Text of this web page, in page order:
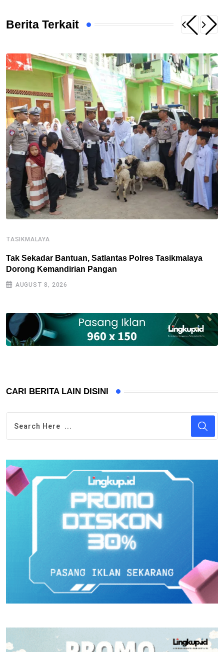
Berita Terkait
TASIKMALAYA
Tak Sekadar Bantuan, Satlantas Polres Tasikmalaya
Dorong Kemandirian Pangan
AUGUST 8, 2026
CARI BERITA LAIN DISINI